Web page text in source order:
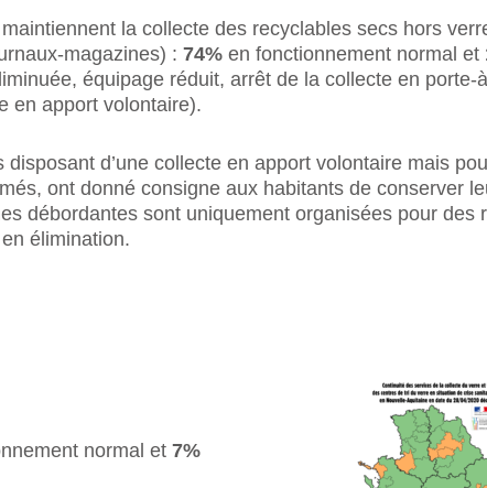
la collecte des recyclables secs hors
magazines) : 74%en fonctionnement normal et
équipage réduit, arrêt de la collecte en porte-
en apport volontaire).
disposant d’une collecte en apport volontaire mais
ont donné consigne aux habitants de conserver
débordantes sont uniquement organisées pour des
élimination.
normal et 7%